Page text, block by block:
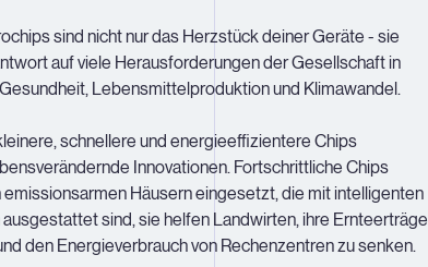
sind nicht nur das Herzstück deiner Geräte - sie
auf viele Herausforderungen der Gesellschaft in
Lebensmittelproduktion und Klimawandel.
schnellere und energieeffizientere Chips
Innovationen. Fortschrittliche Chips
emissionsarmen Häusern eingesetzt, die mit intelligenten
sind, sie helfen Landwirten, ihre Ernteerträge
den Energieverbrauch von Rechenzentren zu senken.